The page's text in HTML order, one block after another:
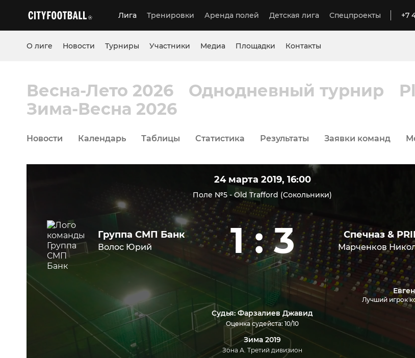
Лига Тренировки Аренда полей Детская лига Спецпроекты +7
О лиге Новости Турниры Участники Медиа Площадки Контакты
Весна-Лето 2026 Однодневный турнир
Зима-Весна 2026
Новости Календарь Таблицы Статистика Результаты Заявки команд
24 марта 2019, 16:00
Поле №5 - Old Trafford (Сокольники)
Группа СМП Банк
Волос Юрий 1 : 3 Спечназ &
Марченков
Лучший игрок
Судья: Фарзалиев Джавид
Оценка судейста: 10/10
Зима 2019
Зона А. Третий дивизион